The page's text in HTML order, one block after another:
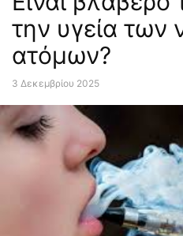
την υγεία των
ατόμων?
3 Δεκεμβρίου 2025